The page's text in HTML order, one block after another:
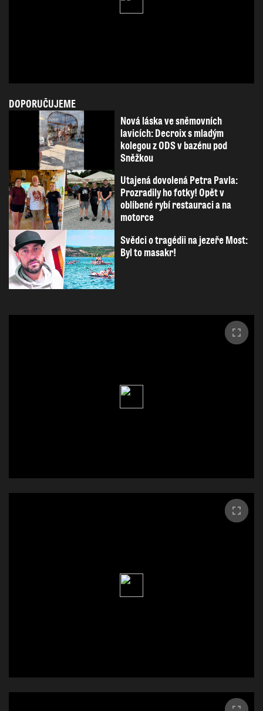
DOPORUČUJEME
Nová láska ve sněmovních
lavicích: Decroix s mladým
kolegou z ODS v bazénu pod
Sněžkou
Utajená dovolená Petra Pavla:
Prozradily ho fotky! Opět v
oblíbené rybí restauraci a na
motorce
Svědci o tragédii na jezeře Most:
Byl to masakr!